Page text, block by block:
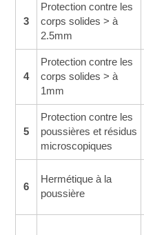
3
Protection contre les
corps solides > à
2.5mm
4
Protection contre les
corps solides > à
1mm
5
Protection contre les
poussières et résidus
microscopiques
6
Hermétique à la
poussière